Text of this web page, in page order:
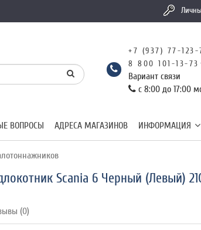
+7 (937) 77-123-
8 800 101-13-73
Вариант связи
с 8:00 до 17:00
ВОПРОСЫ АДРЕСА МАГАЗИНОВ ИНФОРМАЦИЯ
Scania 6 Черный (Левый)
(0)